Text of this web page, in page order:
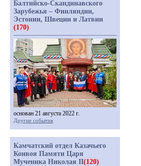
Балтийско-Скандинавского
Зарубежья – Финляндии,
Эстонии, Швеции и Латвии
(170)
основан 21 августа 2022 г.
Другие события
Камчатский отдел Казачьего
Конвоя Памяти Царя
Мученика Николая II(120)